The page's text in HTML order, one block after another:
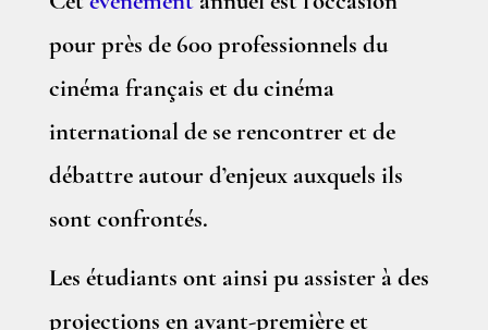
pour près de 600 professionnels du
cinéma français et du cinéma
international de se rencontrer et de
débattre autour d’enjeux auxquels ils
sont confrontés.
Les étudiants ont ainsi pu assister à des
projections en avant-première et